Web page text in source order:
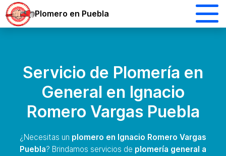
Plomero en Puebla
Servicio de Plomería en
General en Ignacio
Romero Vargas Puebla
¿Necesitas un plomero en Ignacio Romero Vargas
Puebla? Brindamos servicios de plomería general a